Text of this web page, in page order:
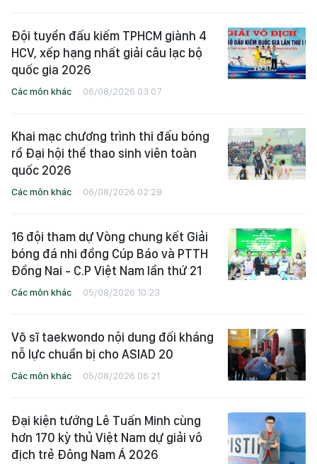
Đội tuyển đấu kiếm TPHCM giành 4
HCV, xếp hạng nhất giải câu lạc bộ
quốc gia 2026
Các môn khác 06/08/2026 03:07
Khai mạc chương trình thi đấu bóng
rổ Đại hội thể thao sinh viên toàn
quốc 2026
Các môn khác 06/08/2026 02:28
16 đội tham dự Vòng chung kết Giải
bóng đá nhi đồng Cúp Báo và PTTH
Đồng Nai - C.P Việt Nam lần thứ 21
Các môn khác 05/08/2026 10:23
Võ sĩ taekwondo nội dung đối kháng
nỗ lực chuẩn bị cho ASIAD 20
Các môn khác 05/08/2026 06:21
Đại kiện tướng Lê Tuấn Minh cùng
hơn 170 kỳ thủ Việt Nam dự giải vô
địch trẻ Đông Nam Á 2026